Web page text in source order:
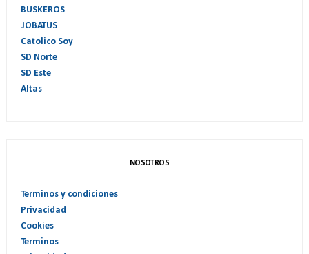
BUSKEROS
JOBATUS
Catolico Soy
SD Norte
SD Este
Altas
NOSOTROS
Terminos y condiciones
Privacidad
Cookies
Terminos